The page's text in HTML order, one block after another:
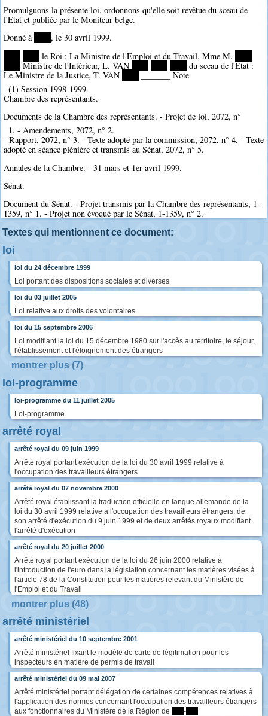
Promulguons la présente loi, ordonnons qu'elle soit revêtue du sceau de
l'Etat et publiée par le Moniteur belge.
Donné à
****, le 30 avril 1999.
le Roi : La Ministre de l'Emploi et du Travail, Mme M.
Ministre de l'Intérieur, L. VAN
du sceau de l'Etat :
Le Ministre de la Justice, T. VAN
****_______ Note
(1) Session 1998-1999.
Chambre des représentants.
Documents de la Chambre des représentants. - Projet de loi, 2072, n°
1. - Amendements, 2072, n° 2.
- Rapport, 2072, n° 3. - Texte adopté par la commission, 2072, n° 4. - Texte
adopté en séance plénière et transmis au Sénat, 2072, n° 5.
Annales de la Chambre. - 31 mars et 1er avril 1999.
Sénat.
Document du Sénat. - Projet transmis par la Chambre des représentants, 1-
1359, n° 1. - Projet non évoqué par le Sénat, 1-1359, n° 2.
Textes qui mentionnent ce document:
loi
loi du 24 décembre 1999
Loi portant des dispositions sociales et diverses
loi du 03 juillet 2005
Loi relative aux droits des volontaires
loi du 15 septembre 2006
Loi modifiant la loi du 15 décembre 1980 sur l'accès au territoire, le séjour,
l'établissement et l'éloignement des étrangers
montrer plus (7)
loi-programme
loi-programme du 11 juillet 2005
Loi-programme
arrêté royal
arrêté royal du 09 juin 1999
Arrêté royal portant exécution de la loi du 30 avril 1999 relative à
l'occupation des travailleurs étrangers
arrêté royal du 07 novembre 2000
Arrêté royal établissant la traduction officielle en langue allemande de la
loi du 30 avril 1999 relative à l'occupation des travailleurs étrangers, de
son arrêté d'exécution du 9 juin 1999 et de deux arrêtés royaux modifiant
l'arrêté d'exécution
arrêté royal du 20 juillet 2000
Arrêté royal portant exécution de la loi du 26 juin 2000 relative à
l'introduction de l'euro dans la législation concernant les matières visées à
l'article 78 de la Constitution pour les matières relevant du Ministère de
l'Emploi et du Travail
montrer plus (48)
arrêté ministériel
arrêté ministériel du 10 septembre 2001
Arrêté ministériel fixant le modèle de carte de légitimation pour les
inspecteurs en matière de permis de travail
arrêté ministériel du 09 mai 2007
Arrêté ministériel portant délégation de certaines compétences relatives à
l'application des normes concernant l'occupation des travailleurs étrangers
aux fonctionnaires du Ministère de la Région de
-